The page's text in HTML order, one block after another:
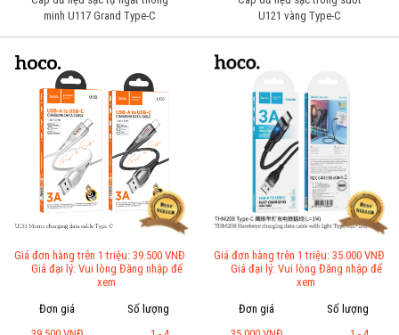
minh U117 Grand Type-C
U121 vàng Type-C
Giá đơn hàng trên 1 triệu: 39.500 VNĐ
Giá đại lý: Vui lòng Đăng nhập để
xem
Đơn giá
Số lượng
Giá đơn hàng trên 1 triệu: 35.000 VNĐ
Giá đại lý: Vui lòng Đăng nhập để
xem
Đơn giá
Số lượng